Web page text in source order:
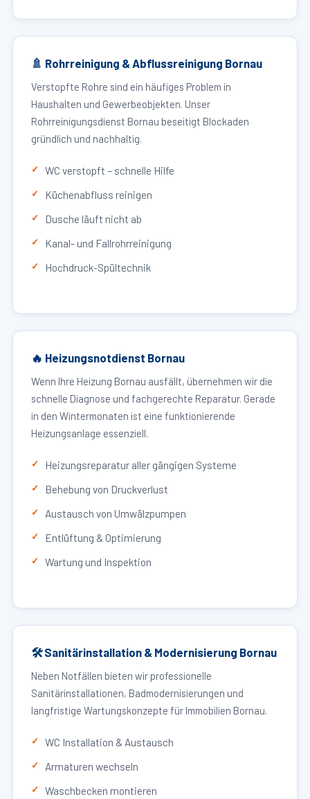
🚿 Rohrreinigung & Abflussreinigung Bornau
Verstopfte Rohre sind ein häufiges Problem in
Haushalten und Gewerbeobjekten. Unser
Rohrreinigungsdienst Bornau beseitigt Blockaden
gründlich und nachhaltig.
WC verstopft – schnelle Hilfe
Küchenabfluss reinigen
Dusche läuft nicht ab
Kanal- und Fallrohrreinigung
Hochdruck-Spültechnik
🔥 Heizungsnotdienst Bornau
Wenn Ihre Heizung Bornau ausfällt, übernehmen wir die
schnelle Diagnose und fachgerechte Reparatur. Gerade
in den Wintermonaten ist eine funktionierende
Heizungsanlage essenziell.
Heizungsreparatur aller gängigen Systeme
Behebung von Druckverlust
Austausch von Umwälzpumpen
Entlüftung & Optimierung
Wartung und Inspektion
🛠 Sanitärinstallation & Modernisierung Bornau
Neben Notfällen bieten wir professionelle
Sanitärinstallationen, Badmodernisierungen und
langfristige Wartungskonzepte für Immobilien Bornau.
WC Installation & Austausch
Armaturen wechseln
Waschbecken montieren